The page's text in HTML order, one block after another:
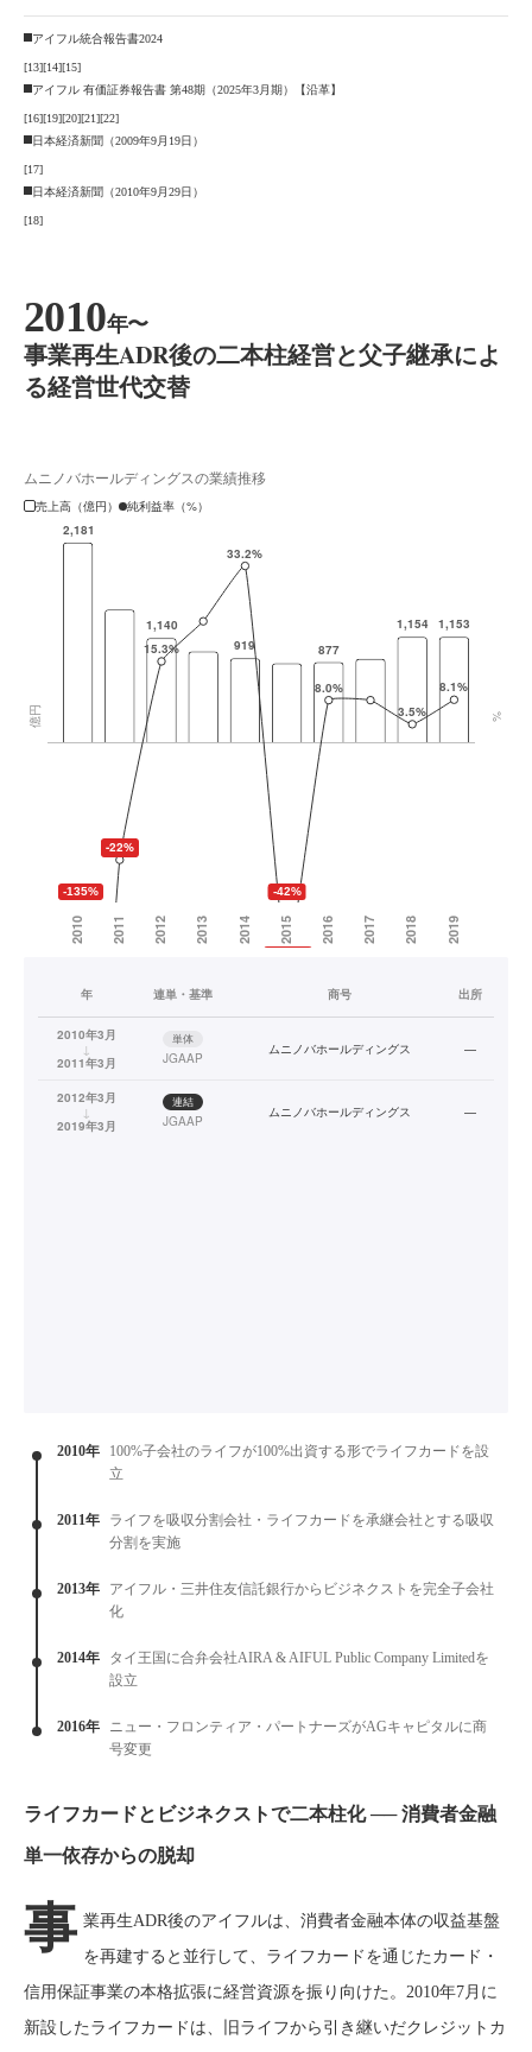
アイフル統合報告書2024
[13][14][15]
アイフル 有価証券報告書 第48期（2025年3月期）【沿革】
[16][19][20][21][22]
日本経済新聞（2009年9月19日）
[17]
日本経済新聞（2010年9月29日）
[18]
2010年〜
事業再生ADR後の二本柱経営と父子継承によ
る経営世代交替
ムニノバホールディングスの業績推移
売上高（億円）
純利益率（%）
年 連単・基準 商号 出所
2010年3月
↓
2011年3月
単体
JGAAP
ムニノバホールディングス —
2012年3月
↓
2019年3月
連結
JGAAP
ムニノバホールディングス —
2010年
100%子会社のライフが100%出資する形でライフカードを設
立
2011年
ライフを吸収分割会社・ライフカードを承継会社とする吸収
分割を実施
2013年
アイフル・三井住友信託銀行からビジネクストを完全子会社
化
2014年
タイ王国に合弁会社AIRA & AIFUL Public Company Limitedを
設立
2016年
ニュー・フロンティア・パートナーズがAGキャピタルに商
号変更
ライフカードとビジネクストで二本柱化 ── 消費者金融
単一依存からの脱却
事 業再生ADR後のアイフルは、消費者金融本体の収益基盤
を再建すると並行して、ライフカードを通じたカード・
信用保証事業の本格拡張に経営資源を振り向けた。2010年7月に
新設したライフカードは、旧ライフから引き継いだクレジットカ